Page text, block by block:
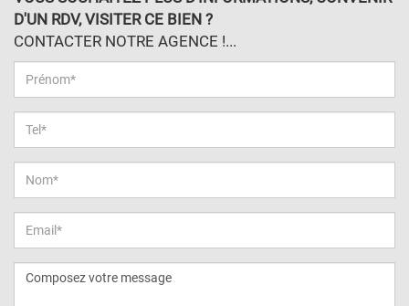
D'UN RDV, VISITER CE BIEN ?
CONTACTER NOTRE AGENCE !...